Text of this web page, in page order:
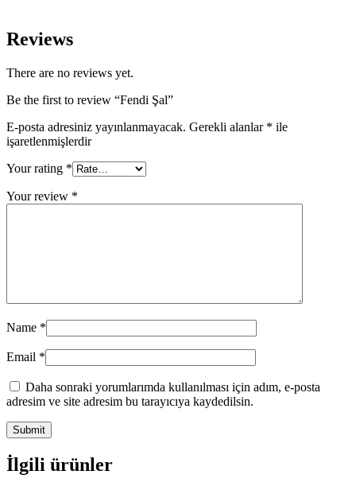
Reviews
There are no reviews yet.
Be the first to review “Fendi Şal”
E-posta adresiniz yayınlanmayacak. Gerekli alanlar * ile
işaretlenmişlerdir
Your rating *
Your review *
Name *
Email *
Daha sonraki yorumlarımda kullanılması için adım, e-posta
adresim ve site adresim bu tarayıcıya kaydedilsin.
İlgili ürünler